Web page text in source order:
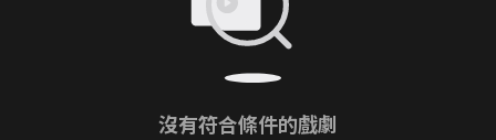
沒有符合條件的戲劇